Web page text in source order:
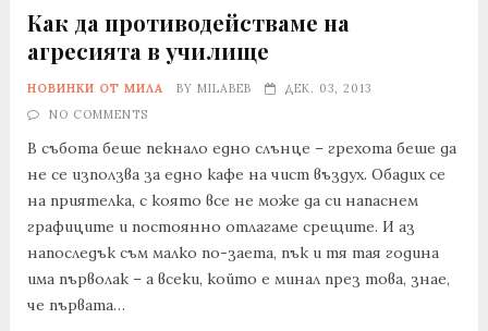
Как да противодействаме на
агресията в училище
НОВИНКИ ОТ МИЛА BY MILABEB
ДЕК. 03, 2013
NO COMMENTS
В събота беше пекнало едно слънце – грехота беше да
не се използва за едно кафе на чист въздух. Обадих се
на приятелка, с която все не може да си напаснем
графиците и постоянно отлагаме срещите. И аз
напоследък съм малко по-заета, пък и тя тая година
има първолак – а всеки, който е минал през това, знае,
че първата…